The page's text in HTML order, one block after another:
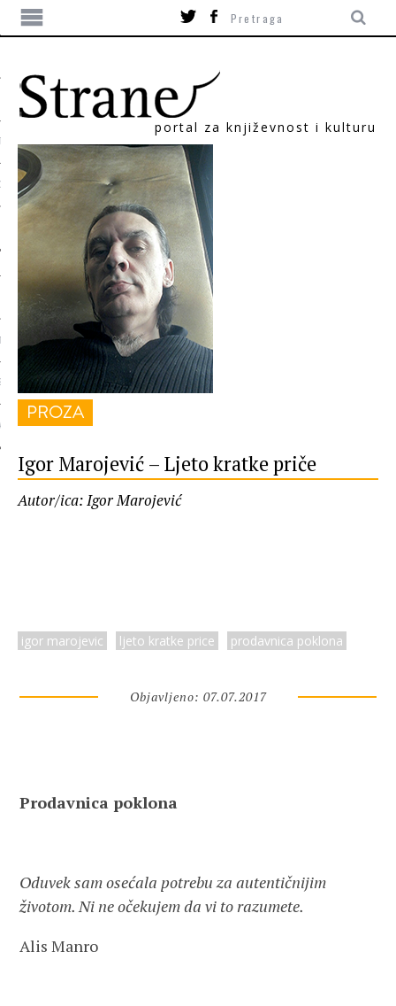
portal za književnost i kulturu
PROZA
Igor Marojević – Ljeto kratke priče
Autor/ica: Igor Marojević
igor marojevic ljeto kratke price prodavnica poklona
Objavljeno: 07.07.2017
Prodavnica poklona
Oduvek sam osećala potrebu za autentičnijim
životom.Ni ne očekujem da vi to razumete.
Alis Manro